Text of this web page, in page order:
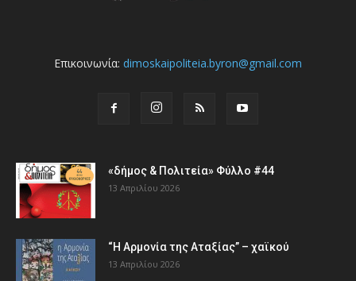
Επικοινωνία: dimoskaipoliteia.byron@gmail.com
«δήμος & Πολιτεία» Φύλλο #44
13 Απριλίου 2026
“Η Αρμονία της Αταξίας” – χαϊκού
13 Απριλίου 2026